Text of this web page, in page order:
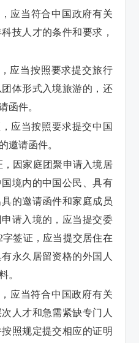
应当符合中国政府有关
技人才的条件和要求，
应当按照要求提交旅行
体形式入境旅游的，还
函件。
应当按照要求提交中国
邀请函件。
，因家庭团聚申请入境居
境内的中国公民、具有
的邀请函件和家庭成员
请入境的，应当提交委
签证，应当提交居住在
永久居留资格的外国人
。
应当符合中国政府有关
人才和急需紧缺专门人
照规定提交相应的证明